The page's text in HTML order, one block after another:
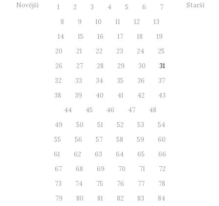
Novější 1 2 3 4 5 6
7
8
9 10 11 12
13
14
15 16 17 18
19
20
21 22 23 24
25
26
27 28 29 30
31
32
33 34 35 36
37
38
39 40 41 42
43
44
45 46 47
48
49
50 51 52 53
54
55
56 57 58 59
60
61
62 63 64 65
66
67
68 69 70 71
72
73
74 75 76 77
78
79
80 81 82 83
84
Starší